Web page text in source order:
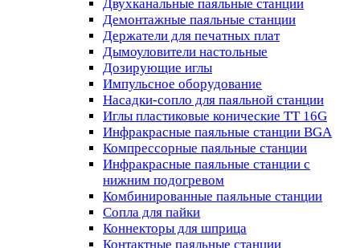
Двухканальные паяльные станции
Демонтажные паяльные станции
Держатели для печатных плат
Дымоуловители настольные
Дозирующие иглы
Импульсное оборудование
Насадки-сопло для паяльной станции
Иглы пластиковые конические TT 16G
Инфракрасные паяльные станции BGA
Компрессорные паяльные станции
Инфракрасные паяльные станции с
нижним подогревом
Комбинированные паяльные станции
Сопла для пайки
Коннекторы для шприца
Контактные паяльные станции